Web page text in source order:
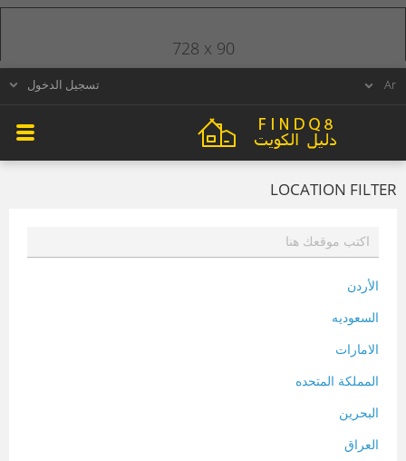
تسجيل الدخول
LOCATION FILTER
الأردن
السعوديه
الامارات
المملكة المتحده
البحرين
العراق
728 x 90